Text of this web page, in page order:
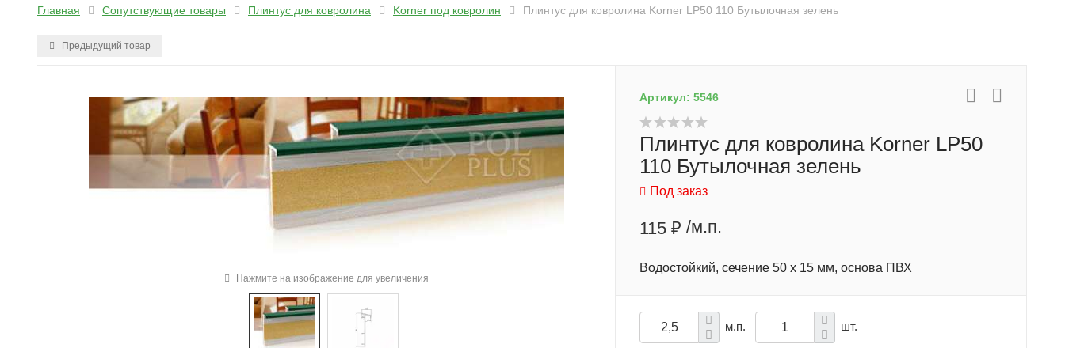
Главная Сопутствующие товары Плинтус для ковролина Korner под ковролин Плинтус для ковролина Korner LP50 110 Бутылочная зелень
Предыдущий товар
Нажмите на изображение для увеличения
Артикул: 5546
Плинтус для ковролина Korner LP50
110 Бутылочная зелень
Под заказ
115 ₽ /м.п.
Водостойкий, сечение 50 x 15 мм, основа ПВХ
м.п. шт.